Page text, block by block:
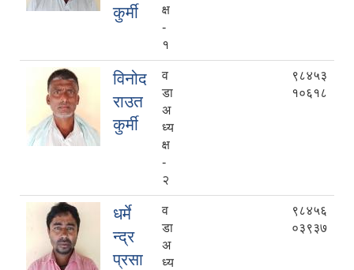
कुर्मी
क्ष
-
१
विनोद
राउत
कुर्मी
व
डा
अ
ध्य
क्ष
-
२
९८४५३
१०६१८
धर्मे
न्द्र
प्रसा
व
डा
अ
ध्य
९८४५६
०३९३७